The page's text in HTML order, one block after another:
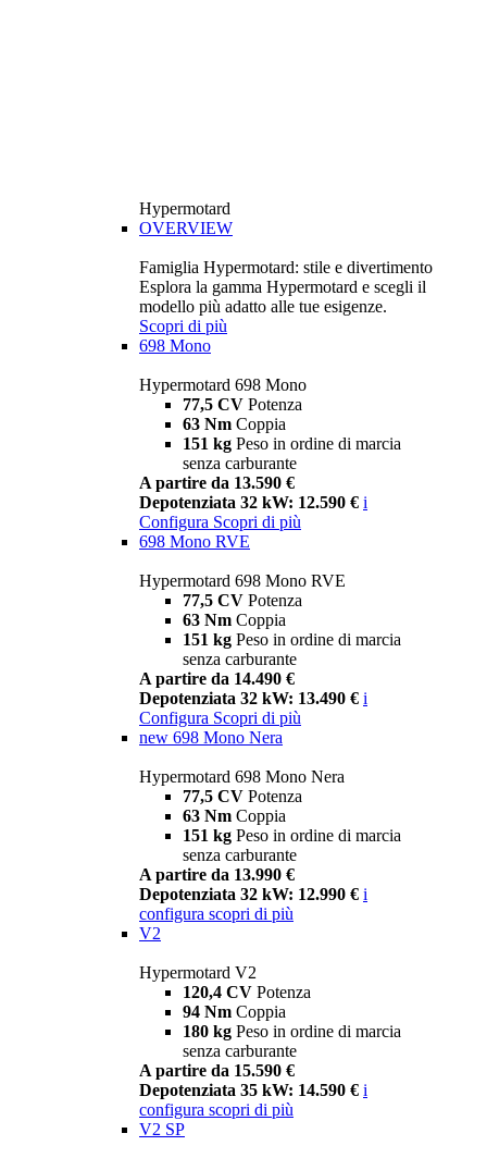
Hypermotard
OVERVIEW
Famiglia Hypermotard: stile e divertimento
Esplora la gamma Hypermotard e scegli il
modello più adatto alle tue esigenze.
Scopri di più
698 Mono
Hypermotard 698 Mono
77,5 CV Potenza
63 Nm Coppia
151 kg Peso in ordine di marcia
senza carburante
A partire da 13.590 €
Depotenziata 32 kW: 12.590 € i
Configura Scopri di più
698 Mono RVE
Hypermotard 698 Mono RVE
77,5 CV Potenza
63 Nm Coppia
151 kg Peso in ordine di marcia
senza carburante
A partire da 14.490 €
Depotenziata 32 kW: 13.490 € i
Configura Scopri di più
new 698 Mono Nera
Hypermotard 698 Mono Nera
77,5 CV Potenza
63 Nm Coppia
151 kg Peso in ordine di marcia
senza carburante
A partire da 13.990 €
Depotenziata 32 kW: 12.990 € i
configura scopri di più
V2
Hypermotard V2
120,4 CV Potenza
94 Nm Coppia
180 kg Peso in ordine di marcia
senza carburante
A partire da 15.590 €
Depotenziata 35 kW: 14.590 € i
configura scopri di più
V2 SP